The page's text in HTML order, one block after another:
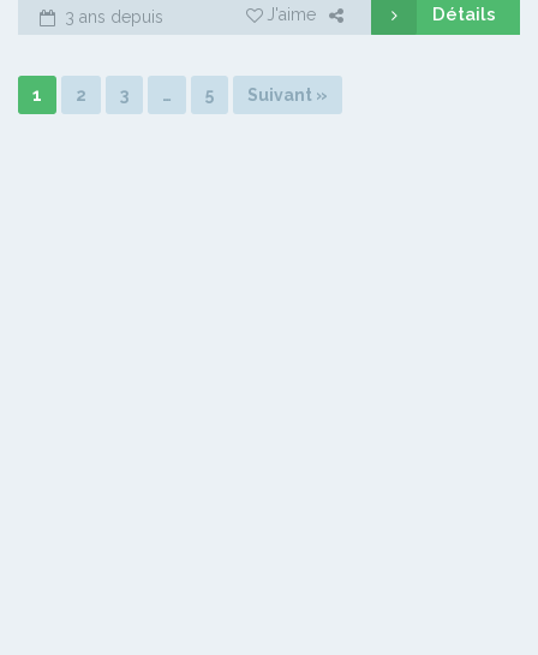
3 ans depuis J'aime Détails
1 2 3 … 5 Suivant »